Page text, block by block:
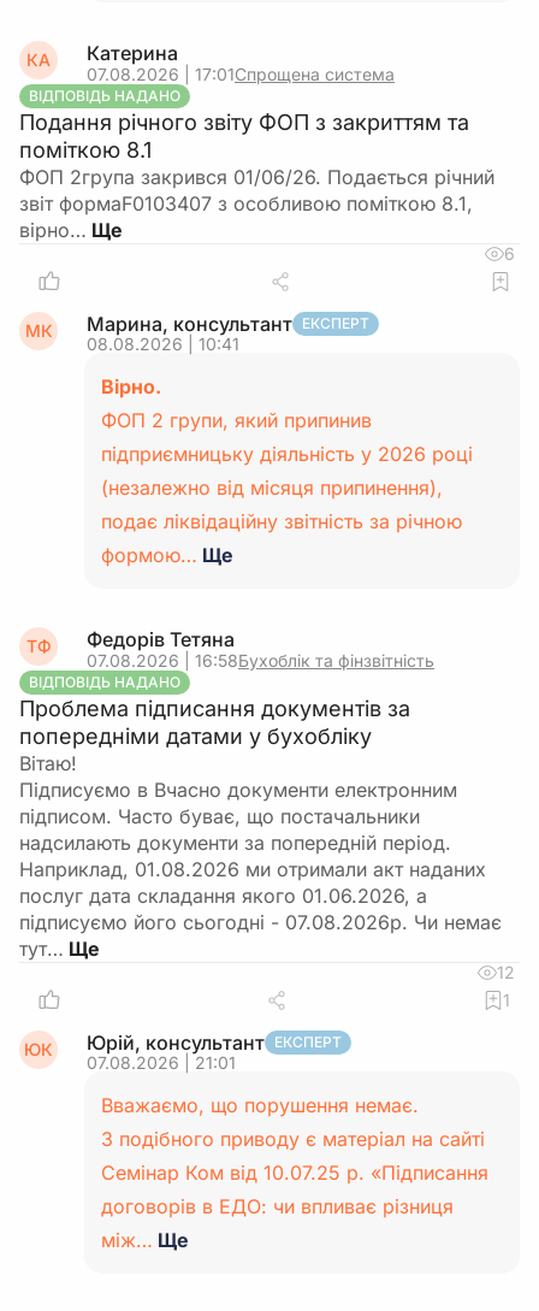
КА Катерина
07.08.2026 | 17:01Спрощена система
ВІДПОВІДЬ НАДАНО
Подання річного звіту ФОП з закриттям та
поміткою 8.1
ФОП 2група закрився 01/06/26. Подається річний
звіт формаF0103407 з особливою поміткою 8.1,
вірно…
6
МК Марина, консультант ЕКСПЕРТ
08.08.2026 | 10:41
Вірно.
ФОП 2 групи, який припинив
підприємницьку діяльність у 2026 році
(незалежно від місяця припинення),
подає ліквідаційну звітність за річною
формою… Ще
ТФ Федорів Тетяна
07.08.2026 | 16:58Бухоблік та фінзвітність
ВІДПОВІДЬ НАДАНО
Проблема підписання документів за
попередніми датами у бухобліку
Вітаю!
Підписуємо в Вчасно документи електронним
підписом. Часто буває, що постачальники
надсилають документи за попередній період.
Наприклад, 01.08.2026 ми отримали акт наданих
послуг дата складання якого 01.06.2026, а
підписуємо його сьогодні - 07.08.2026р. Чи немає
тут…
12
1
ЮК Юрій, консультант ЕКСПЕРТ
07.08.2026 | 21:01
Вважаємо, що порушення немає.
З подібного приводу є матеріал на сайті
Семінар Ком від 10.07.25 р. «Підписання
договорів в ЕДО: чи впливає різниця
між… Ще